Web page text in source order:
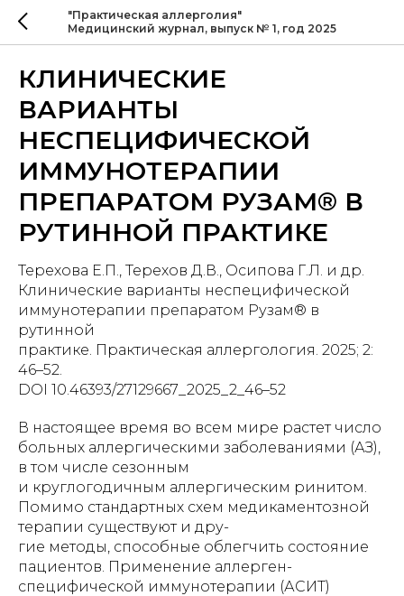
"Практическая аллерголия"
Медицинский журнал, выпуск № 1, год 2025
КЛИНИЧЕСКИЕ
ВАРИАНТЫ
НЕСПЕЦИФИЧЕСКОЙ
ИММУНОТЕРАПИИ
ПРЕПАРАТОМ РУЗАМ® В
РУТИННОЙ ПРАКТИКЕ
Терехова Е.П., Терехов Д.В., Осипова Г.Л. и др.
Клинические варианты неспецифической
иммунотерапии препаратом Рузам® в
рутинной
практике. Практическая аллергология. 2025; 2:
46–52.
DOI 10.46393/27129667_2025_2_46–52
В настоящее время во всем мире растет число
больных аллергическими заболеваниями (АЗ),
в том числе сезонным
и круглогодичным аллергическим ринитом.
Помимо стандартных схем медикаментозной
терапии существуют и дру-
гие методы, способные облегчить состояние
пациентов. Применение аллерген-
специфической иммунотерапии (АСИТ)